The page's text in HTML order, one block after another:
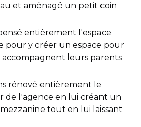
et aménagé un petit coin
entièrement l'espace
pour y créer un espace pour
accompagnent leurs parents
rénové entièrement le
de l'agence en lui créant un
tout en lui laissant